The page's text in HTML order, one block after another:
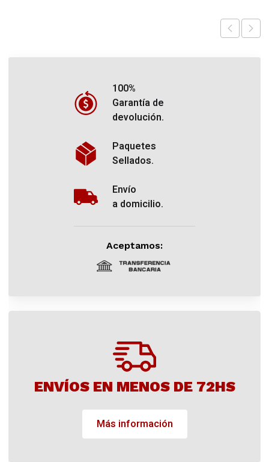
100%
Garantía de
devolución.
Paquetes
Sellados.
Envío
a domicilio.
Aceptamos:
ENVÍOS EN MENOS DE 72HS
Más información